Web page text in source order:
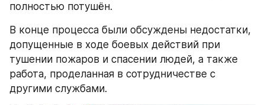
полностью потушён.
В конце процесса были обсуждены недостатки,
допущенные в ходе боевых действий при
тушении пожаров и спасении людей, а также
работа, проделанная в сотрудничестве с
другими службами.